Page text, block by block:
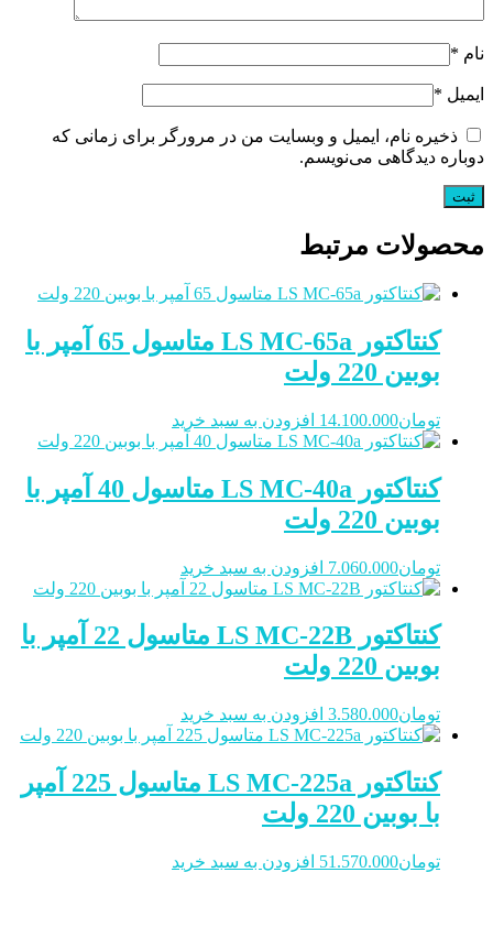
نام *
ایمیل *
ذخیره نام، ایمیل و وبسایت من در مرورگر برای زمانی که
دوباره دیدگاهی می‌نویسم.
محصولات مرتبط
کنتاکتور LS MC-65a متاسول 65 آمپر با
بوبین 220 ولت
تومان14.100.000 افزودن به سبد خرید
کنتاکتور LS MC-40a متاسول 40 آمپر با
بوبین 220 ولت
تومان7.060.000 افزودن به سبد خرید
کنتاکتور LS MC-22B متاسول 22 آمپر با
بوبین 220 ولت
تومان3.580.000 افزودن به سبد خرید
کنتاکتور LS MC-225a متاسول 225 آمپر
با بوبین 220 ولت
تومان51.570.000 افزودن به سبد خرید